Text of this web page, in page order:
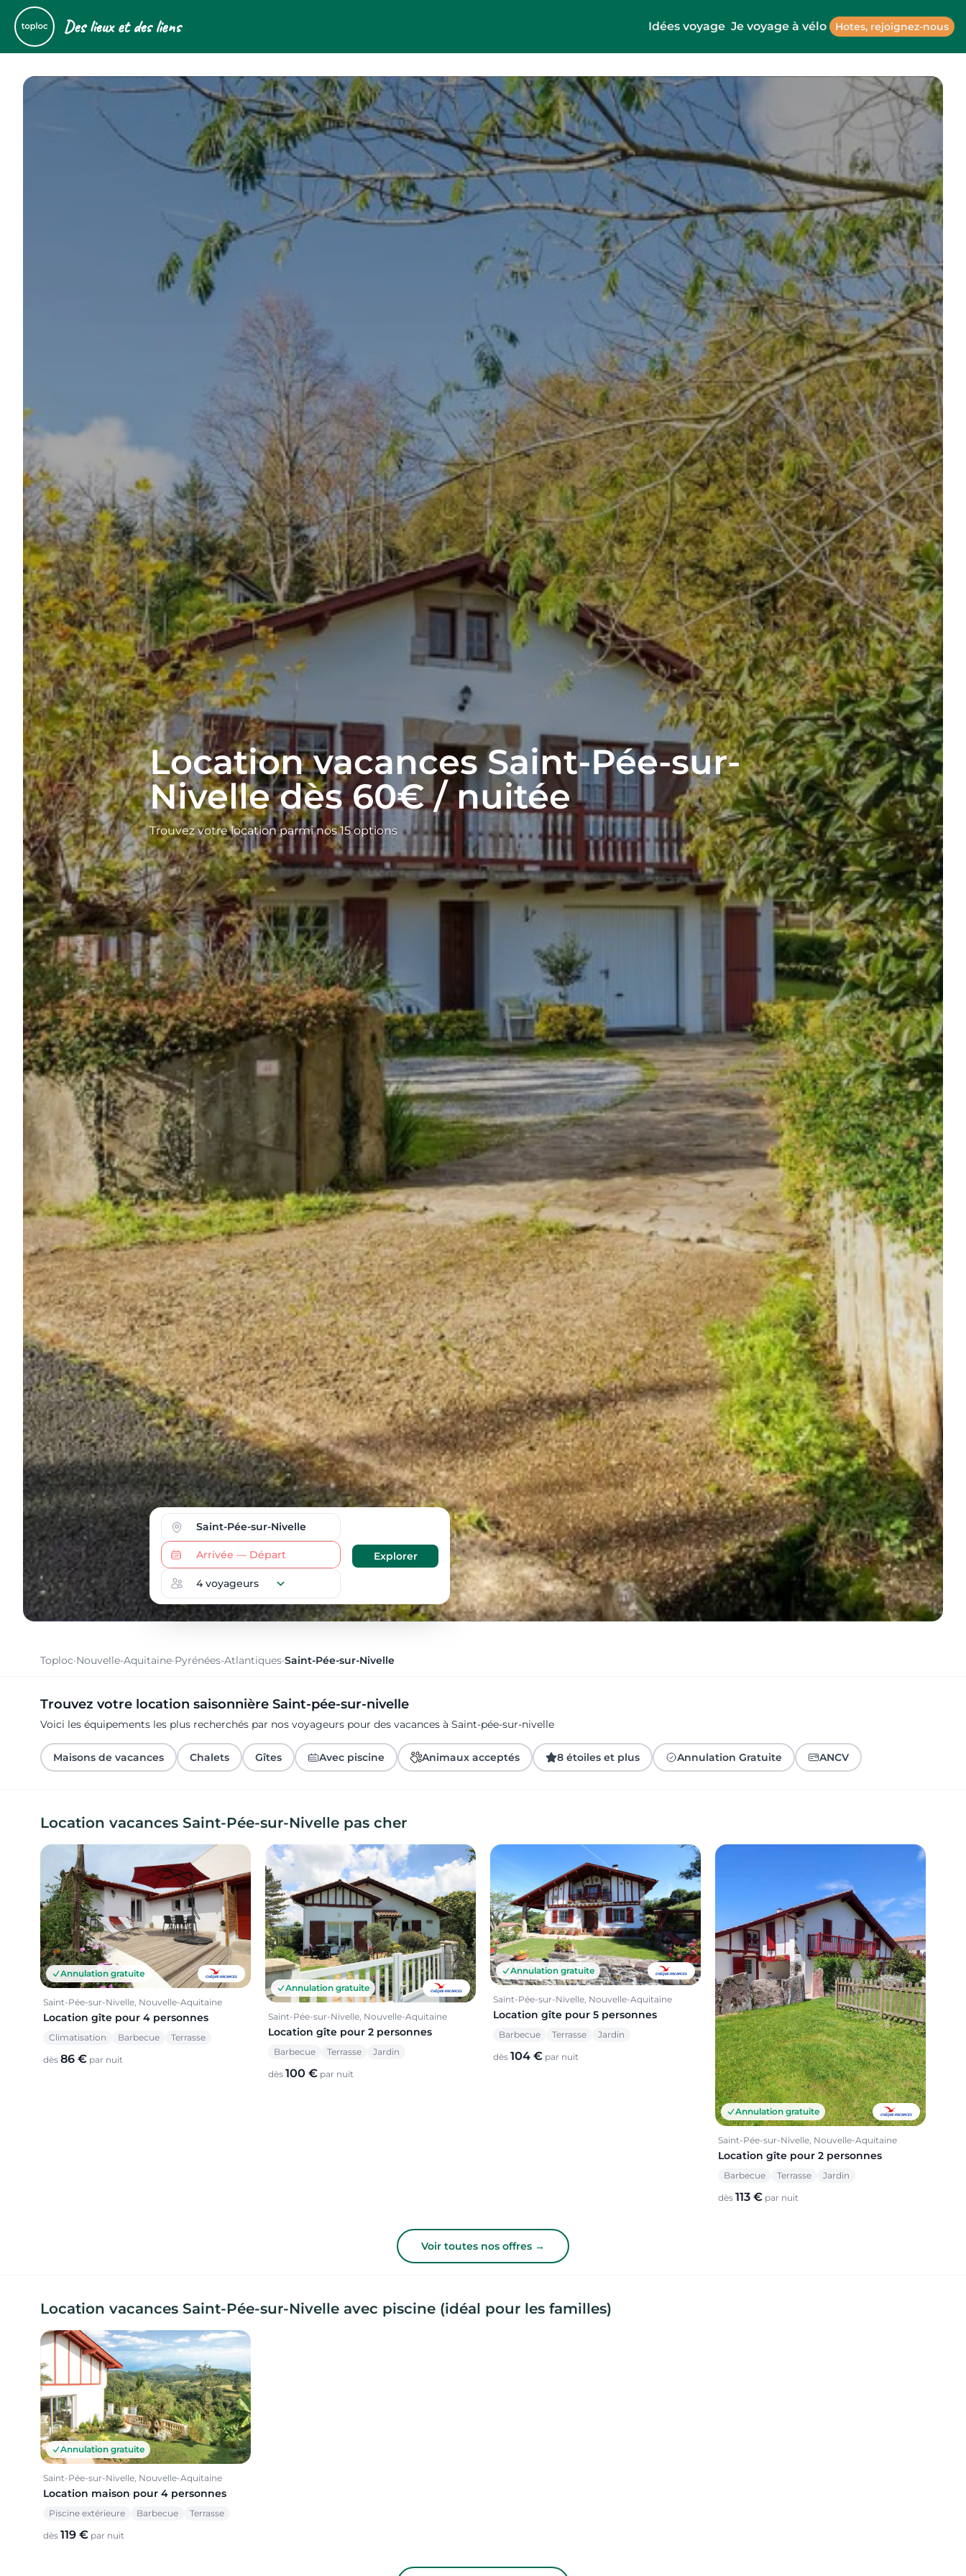
Des lieux et des liens Idées voyage Je voyage à vélo Hotes, rejoignez-nous
Location vacances Saint-Pée-sur-
Nivelle dès 60€ / nuitée
Trouvez votre location parmi nos 15 options
Toploc·Nouvelle-Aquitaine·Pyrénées-Atlantiques·Saint-Pée-sur-Nivelle
Trouvez votre location saisonnière Saint-pée-sur-nivelle
Voici les équipements les plus recherchés par nos voyageurs pour des vacances à Saint-pée-sur-nivelle
Maisons de vacances Chalets Gîtes Avec piscine Animaux acceptés 8 étoiles et plus Annulation Gratuite ANCV
Location vacances Saint-Pée-sur-Nivelle pas cher
Annulation gratuite
Saint-Pée-sur-Nivelle, Nouvelle-Aquitaine
Location gîte pour 4 personnes
Climatisation Barbecue Terrasse
dès 86 € par nuit
Annulation gratuite
Saint-Pée-sur-Nivelle, Nouvelle-Aquitaine
Location gîte pour 2 personnes
Barbecue Terrasse Jardin
dès 100 € par nuit
Annulation gratuite
Saint-Pée-sur-Nivelle, Nouvelle-Aquitaine
Location gîte pour 5 personnes
Barbecue Terrasse Jardin
dès 104 € par nuit
Annulation gratuite
Saint-Pée-sur-Nivelle, Nouvelle-Aquitaine
Location gîte pour 2 personnes
Barbecue Terrasse Jardin
dès 113 € par nuit
Voir toutes nos offres →
Location vacances Saint-Pée-sur-Nivelle avec piscine (idéal pour les familles)
Annulation gratuite
Saint-Pée-sur-Nivelle, Nouvelle-Aquitaine
Location maison pour 4 personnes
Piscine extérieure Barbecue Terrasse
dès 119 € par nuit